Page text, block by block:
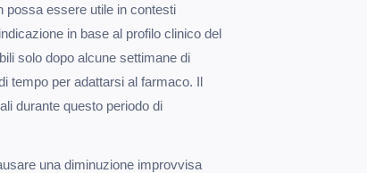
essere utile in contesti
in base al profilo clinico del
solo dopo alcune settimane di
tempo per adattarsi al farmaco. Il
durante questo periodo di
una diminuzione improvvisa